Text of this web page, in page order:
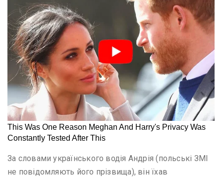
За словами українського водія Андрія (польські ЗМІ
не повідомляють його прізвища), він їхав